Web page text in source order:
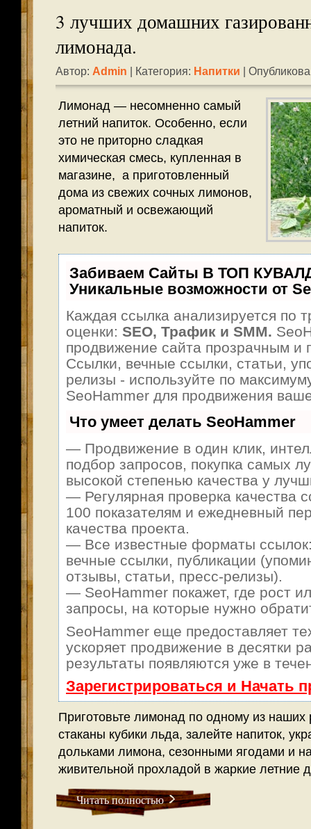
3 лучших домашних
лимонада.
Автор: Admin | Категория: Напитки |
Лимонад — несомненно самый
летний напиток. Особенно, если
это не приторно сладкая
химическая смесь, купленная в
магазине, а приготовленный
дома из свежих сочных лимонов,
ароматный и освежающий
напиток.
Забиваем Сайты В ТОП
Уникальные возможности от
Каждая ссылка анализируется по
оценки: SEO, Трафик и SMM.
продвижение сайта прозрачным и
Ссылки, вечные ссылки, статьи,
релизы - используйте по
SeoHammer для продвижения
Что умеет делать SeoHammer
— Продвижение в один клик,
подбор запросов, покупка самых
высокой степенью качества у
— Регулярная проверка качества
100 показателям и ежедневный
качества проекта.
— Все известные форматы
вечные ссылки, публикации
отзывы, статьи, пресс-релизы).
— SeoHammer покажет, где рост
запросы, на которые нужно
SeoHammer еще предоставляет
ускоряет продвижение в десятки
результаты появляются уже в
Зарегистрироваться и Начать
Приготовьте лимонад по одному из наших
стаканы кубики льда, залейте напиток,
дольками лимона, сезонными ягодами и
живительной прохладой в жаркие летние
Читать полностью